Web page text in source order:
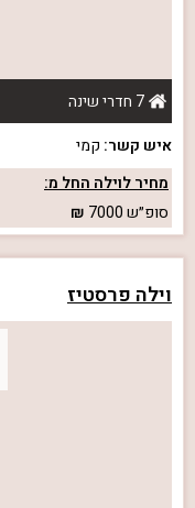
7 חדרי שינה
איש קשר: קמי
מחיר לוילה החל מ:
סופ״ש7000
וילה פרסטיז